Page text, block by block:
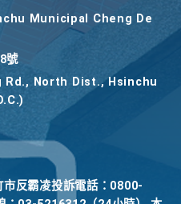
Municipal Cheng De
號
Rd., North Dist., Hsinchu
反霸凌投訴電話：0800-